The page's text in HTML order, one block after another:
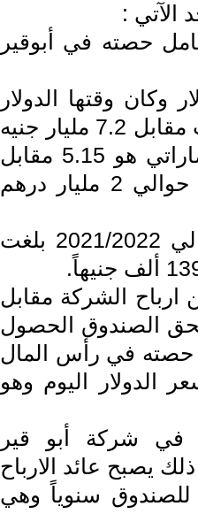
الآتي :
حصته في أبوقير
مليون دولار وكان وقتها الدولار
يساوي 18.5 جنيه اي ان الصفقة تمت مقابل 7.2 مليار جنيه
مصري. معروف ان سعر الدرهم الإماراتي هو 5.15 مقابل
الدولار الأمريكي وبالتالي هي دفعت حوالي 2 مليار درهم
- نتائج أعمال الشركة عن العام المالي 2021/2022 بلغت
أبوظبي 21.52% من ارباح الشركة مقابل
الصندوق الحصول
حصته في رأس المال
دولار بسعر الدولار اليوم وهو
في شركة أبو قير
يصبح عائد الارباح
للصندوق سنوياً وهي